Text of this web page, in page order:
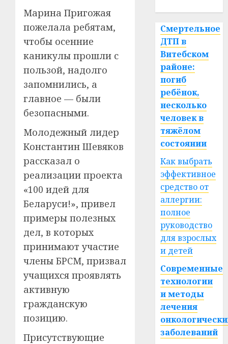
Марина Пригожая
пожелала ребятам,
чтобы осенние
каникулы прошли с
пользой, надолго
запомнились, а
главное — были
безопасными.
Молодежный лидер
Константин Шевяков
рассказал о
реализации проекта
«100 идей для
Беларуси!», привел
примеры полезных
дел, в которых
принимают участие
члены БРСМ, призвал
учащихся проявлять
активную
гражданскую
позицию.
Присутствующие
Смертельное
ДТП в
Витебском
районе:
погиб
ребёнок,
несколько
человек в
тяжёлом
состоянии
Как выбрать
эффективное
средство от
аллергии:
полное
руководство
для взрослых
и детей
Современные
технологии
и методы
лечения
заболеваний